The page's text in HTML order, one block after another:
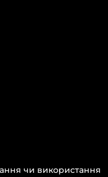
чи використання